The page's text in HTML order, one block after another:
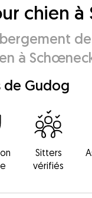
chien
à
de Gudog
Sitters
vérifiés